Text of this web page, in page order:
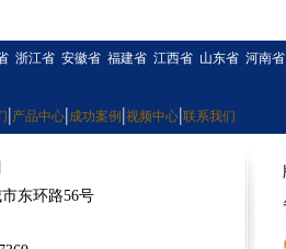
浙江省 安徽省 福建省 江西省 山东省 河南省
|产品中心|成功案例 |视频中心|联系我们
东环路56号